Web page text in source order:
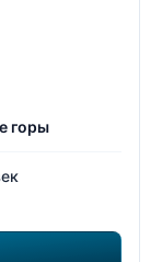
горы